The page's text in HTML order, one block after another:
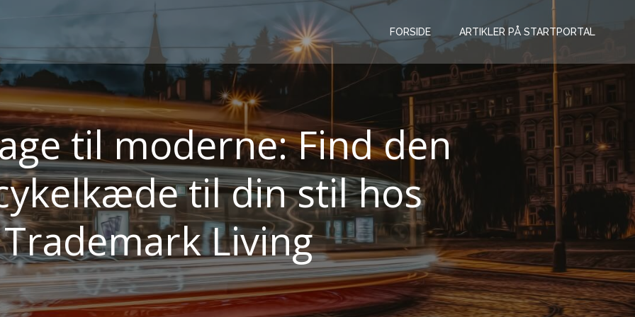
FORSIDE ARTIKLER PÅ STARTPORTAL
til moderne: Find den
til din stil hos
Trademark Living